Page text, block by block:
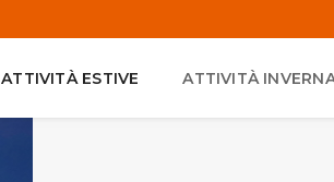
ATTIVITÀ ESTIVE ATTIVITÀ